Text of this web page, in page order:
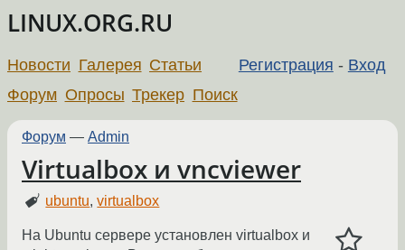
LINUX.ORG.RU
Регистрация - Вход
Новости Галерея Статьи
Форум Опросы Трекер Поиск
Форум — Admin
Virtualbox и vncviewer
ubuntu,virtualbox
На Ubuntu сервере установлен virtualbox и